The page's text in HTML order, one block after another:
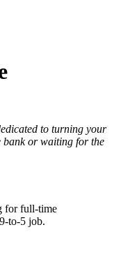
to turning your
bank or waiting for the
for full-time
to-5 job.